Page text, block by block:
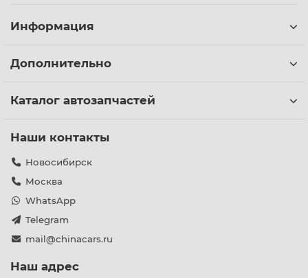
Информация
Дополнительно
Каталог автозапчастей
Наши контакты
Новосибирск
Москва
WhatsApp
Telegram
mail@chinacars.ru
Наш адрес